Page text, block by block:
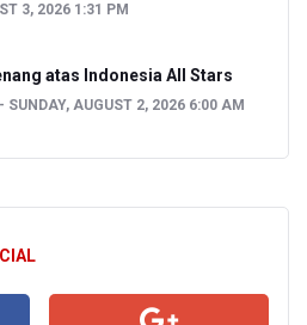
3, 2026 1:31 PM
atas Indonesia All Stars
SUNDAY, AUGUST 2, 2026 6:00 AM